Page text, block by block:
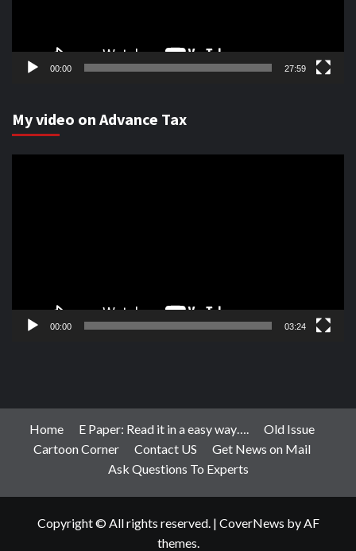
00:00 27:59
My video on Advance Tax
00:00 03:24
Home E Paper: Read it in a easy way….
Old Issue
Cartoon Corner
Contact US
Get News on Mail
Ask Questions To Experts
Copyright © All rights reserved. | CoverNews by AF
themes.